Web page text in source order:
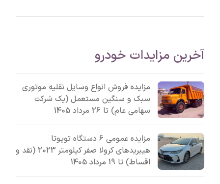
آخرین مزایدات خودرو
مزایده فروش انواع وسایل نقلیه موتوری
سبک و سنگین مستعمل (یک شرکت
سهامی عام) تا 26 مرداد 1405
مزایده عمومی 6 دستگاه تویوتا
هیبریدهای کرولا صفر کیلومتر 2023 (نقد و
اقساط) تا 19 مرداد 1405